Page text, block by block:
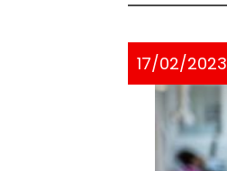
17/02/2023